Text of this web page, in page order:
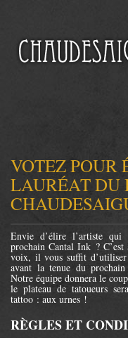
principal
VOTEZ POUR
LAURÉAT DU
Envie d’élire l’artiste qui
prochain Cantal Ink ?
voix, il vous suffit d’utiliser
avant la tenue du prochain
Notre équipe donnera le
le plateau de tatoueurs
tattoo : aux urnes !
RÈGLES ET